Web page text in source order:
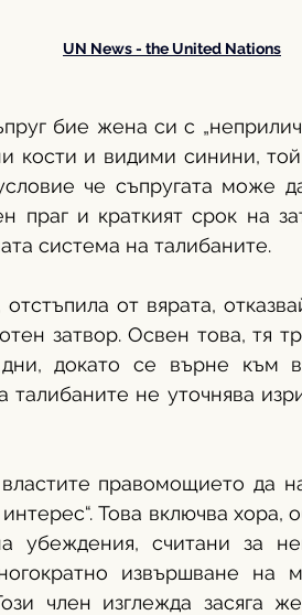
UN News - the United Nations
бие жена си с
кости и видими синини,
че съпругата може
праг и краткият срок на
система на талибаните.
от вярата,
затвор. Освен това, тя
докато се върне към
талибаните не уточнява
правомощието да
Това включва хора,
убеждения, считани за
извършване на
член изглежда засяга